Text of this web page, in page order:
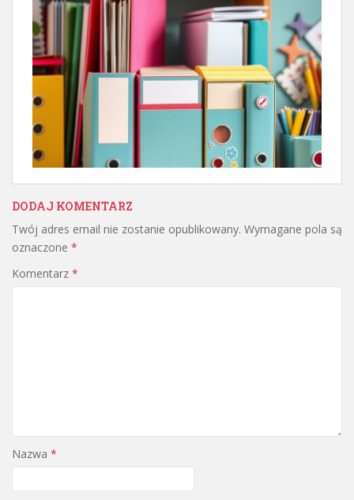
DODAJ KOMENTARZ
Twój adres email nie zostanie opublikowany. Wymagane pola są
oznaczone *
Komentarz *
Nazwa *